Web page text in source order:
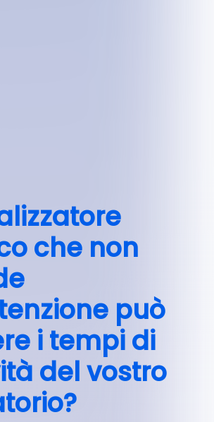
che non
può
i tempi di
del vostro